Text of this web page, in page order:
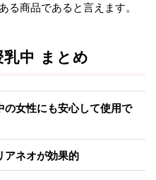
る商品であると言えます。
中 まとめ
の女性にも安心して使用で
アネオが効果的